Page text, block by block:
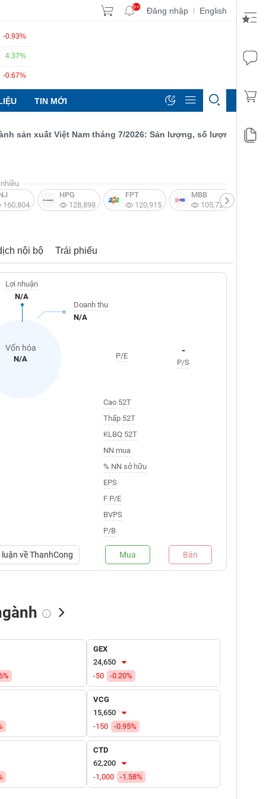
9+ Đăng nhập | English
-0.93%
4.37%
-0.67%
TIN MỚI
xuất Việt Nam tháng 7/2026: Sản lượng, số lượng đơn đặt
160,804
HPG
128,898
FPT
120,915
MBB
105,721
nội bộ Trái phiếu
Vốn hóa
N/A
Lợi nhuận
N/A
Doanh thu
N/A
P/E -
P/S
Cao 52T
Thấp 52T
KLBQ 52T
NN mua
% NN sở hữu
EPS
F P/E
BVPS
P/B
vềThanhCong Mua Bán
Tự doanh mua
GEX
24,650
-50
-0.20%
VCG
15,650
-150
-0.95%
CTD
62,200
-1,000
-1.58%